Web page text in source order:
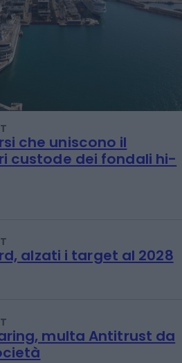
che uniscono il
custode dei fondali hi-
alzati i target al 2028
multa Antitrust da